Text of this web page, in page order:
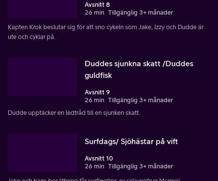
Avsnitt 8
26 min Tillgänglig 3+ månader
Kapten Krok beslutar sig för att sno cykeln som Jake, Izzy och Dudde är
ute och cyklar på.
Duddes sjunkna skatt /Duddes
guldfisk
Avsnitt 9
26 min Tillgänglig 3+ månader
Dudde upptäcker en ledtråd till en sjunken skatt.
Surfdags/ Sjöhästar på vift
Avsnitt 10
26 min Tillgänglig 3+ månader